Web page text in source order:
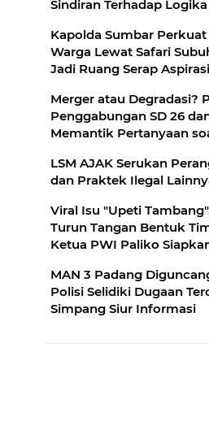
Sindiran Terhadap
Kapolda Sumbar
Warga Lewat Safari
Jadi Ruang Serap Aspirasi
Merger atau Degradasi?
Penggabungan SD 26
Memantik Pertanyaan
LSM AJAK Serukan
dan Praktek Ilegal
Viral Isu "Upeti
Turun Tangan Bentuk
Ketua PWI Paliko
MAN 3 Padang
Polisi Selidiki Dugaan
Simpang Siur Informasi